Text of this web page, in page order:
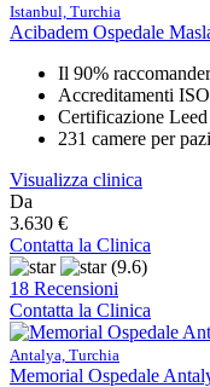
Istanbul, Turchia
Acibadem Ospedale
Il 90%
Accreditamenti
Certificazione
231 camere per
Visualizza clinica
Da
3.630 €
Contatta la Clinica
(9.6)
18 Recensioni
Contatta la Clinica
Antalya, Turchia
Memorial Ospedale